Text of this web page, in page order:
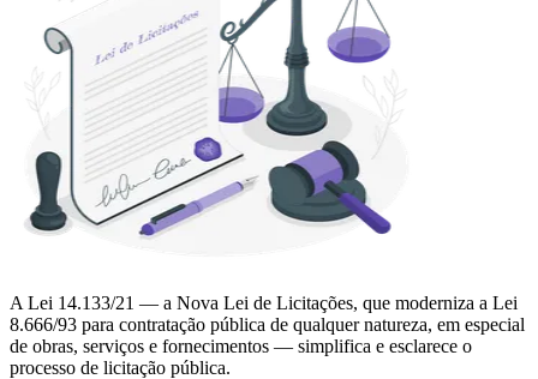
A Lei 14.133/21 — a Nova Lei de Licitações, que moderniza a Lei
8.666/93 para contratação pública de qualquer natureza, em especial
de obras, serviços e fornecimentos — simplifica e esclarece o
processo de licitação pública.